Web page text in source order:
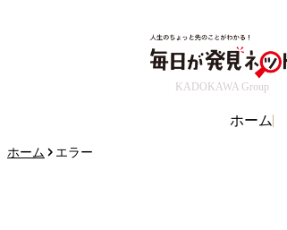
KADOKAWA Group
ホーム
ホーム エラー